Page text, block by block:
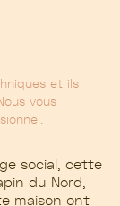
et ils
vous
social, cette
du Nord,
maison ont